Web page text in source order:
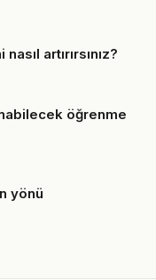
artırırsınız?
öğrenme
yönü